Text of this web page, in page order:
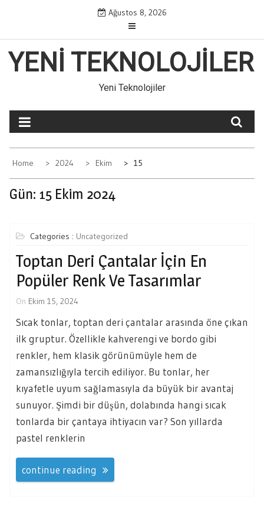
Ağustos 8, 2026
YENI TEKNOLOJILER
Yeni Teknolojiler
Home 2024 Ekim 15
Gün: 15 Ekim 2024
Categories : Uncategorized
Toptan Deri Çantalar İçin En
Popüler Renk Ve Tasarımlar
On Ekim 15, 2024
Sıcak tonlar, toptan deri çantalar arasında öne çıkan
ilk gruptur. Özellikle kahverengi ve bordo gibi
renkler, hem klasik görünümüyle hem de
zamansızlığıyla tercih ediliyor. Bu tonlar, her
kıyafetle uyum sağlamasıyla da büyük bir avantaj
sunuyor. Şimdi bir düşün, dolabında hangi sıcak
tonlarda bir çantaya ihtiyacın var? Son yıllarda
pastel renklerin
continue reading